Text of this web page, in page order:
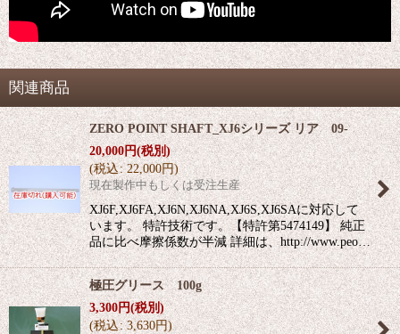
関連商品
ZERO POINT SHAFT_XJ6シリーズ リア 09-
20,000円(税別)
(税込: 22,000円)
現在製作中もしくは受注生産
XJ6F,XJ6FA,XJ6N,XJ6NA,XJ6S,XJ6SAに対応して
います。 特許技術です。【特許第5474149】 純正
品に比べ摩擦係数が半減 詳細は、http://www.peo…
極圧グリース 100g
3,300円(税別)
(税込: 3,630円)